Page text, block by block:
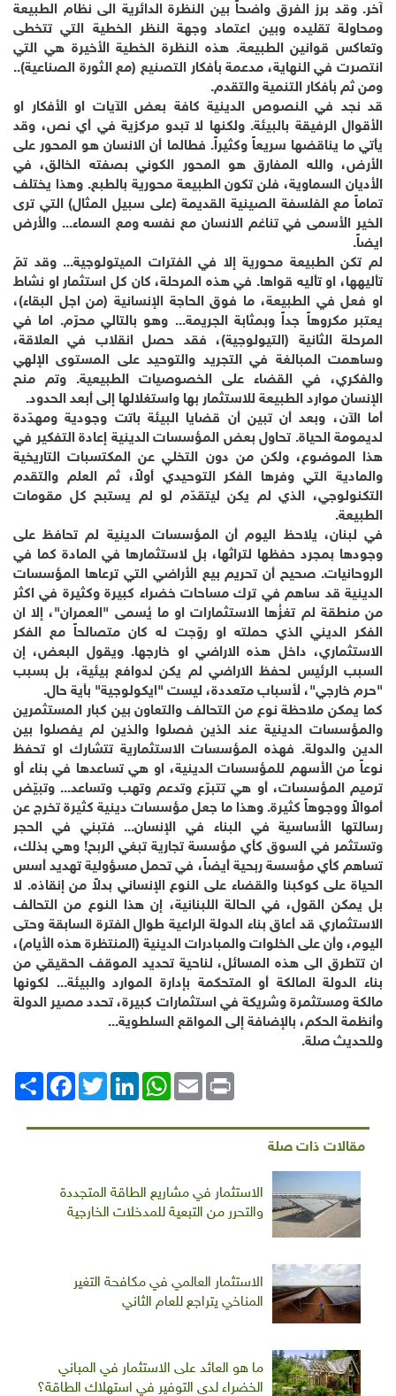
آخر. وقد برز الفرق واضحاً بين النظرة الدائرية الى نظام الطبيعة
ومحاولة تقليده وبين اعتماد وجهة النظر الخطية التي تتخطى
وتعاكس قوانين الطبيعة. هذه النظرة الخطية الأخيرة هي التي
انتصرت في النهاية، مدعمة بأفكار التصنيع (مع الثورة الصناعية)..
ومن ثم بأفكار التنمية والتقدم.
قد نجد في النصوص الدينية كافة بعض الآيات او الأفكار او
الأقوال الرفيقة بالبيئة. ولكنها لا تبدو مركزية في أي نص، وقد
يأتي ما يناقضها سريعاً وكثيراً. فطالما أن الانسان هو المحور على
الأرض، والله المفارق هو المحور الكوني بصفته الخالق، في
الأديان السماوية، فلن تكون الطبيعة محورية بالطبع. وهذا يختلف
تماماً مع الفلسفة الصينية القديمة (على سبيل المثال) التي ترى
الخير الأسمى في تناغم الانسان مع نفسه ومع السماء... والأرض
ايضاً.
لم تكن الطبيعة محورية إلا في الفترات الميتولوجية... وقد تمّ
تأليهها، او تأليه قواها. في هذه المرحلة، كان كل استثمار او نشاط
او فعل في الطبيعة، ما فوق الحاجة الإنسانية (من اجل البقاء)،
يعتبر مكروهاً جداً وبمثابة الجريمة... وهو بالتالي محرّم. اما في
المرحلة الثانية (التيولوجية)، فقد حصل انقلاب في العلاقة،
وساهمت المبالغة في التجريد والتوحيد على المستوى الإلهي
والفكري، في القضاء على الخصوصيات الطبيعية. وتم منح
الإنسان موارد الطبيعة للاستثمار بها واستغلالها إلى أبعد الحدود.
أما الآن، وبعد أن تبين أن قضايا البيئة باتت وجودية ومهدّدة
لديمومة الحياة. تحاول بعض المؤسسات الدينية إعادة التفكير في
هذا الموضوع، ولكن من دون التخلي عن المكتسبات التاريخية
والمادية التي وفرها الفكر التوحيدي أولاً، ثم العلم والتقدم
التكنولوجي، الذي لم يكن ليتقدّم لو لم يستبح كل مقومات
الطبيعة.
في لبنان، يلاحظ اليوم أن المؤسسات الدينية لم تحافظ على
وجودها بمجرد حفظها لتراثها، بل لاستثمارها في المادة كما في
الروحانيات. صحيح أن تحريم بيع الأراضي التي ترعاها المؤسسات
الدينية قد ساهم في ترك مساحات خضراء كبيرة وكثيرة في اكثر
من منطقة لم تغزُها الاستثمارات او ما يُسمى "العمران"، إلا ان
الفكر الديني الذي حملته او روّجت له كان متصالحاً مع الفكر
الاستثماري، داخل هذه الاراضي او خارجها. ويقول البعض، إن
السبب الرئيس لحفظ الاراضي لم يكن لدوافع بيئية، بل بسبب
"حرم خارجي"، لأسباب متعددة، ليست "ايكولوجية" بأية حال.
كما يمكن ملاحظة نوع من التحالف والتعاون بين كبار المستثمرين
والمؤسسات الدينية عند الذين فصلوا والذين لم يفصلوا بين
الدين والدولة. فهذه المؤسسات الاستثمارية تتشارك او تحفظ
نوعاً من الأسهم للمؤسسات الدينية، او هي تساعدها في بناء أو
ترميم المؤسسات، أو هي تتبرّع وتدعم وتهب وتساعد... وتبيّض
أموالاً ووجوهاً كثيرة. وهذا ما جعل مؤسسات دينية كثيرة تخرج عن
رسالتها الأساسية في البناء في الإنسان... فتبني في الحجر
وتستثمر في السوق كأي مؤسسة تجارية تبغي الربح! وهي بذلك،
تساهم كأي مؤسسة ربحية أيضاً، في تحمل مسؤولية تهديد أسس
الحياة على كوكبنا والقضاء على النوع الإنساني بدلاً من إنقاذه. لا
بل يمكن القول، في الحالة اللبنانية، إن هذا النوع من التحالف
الاستثماري قد أعاق بناء الدولة الراعية طوال الفترة السابقة وحتى
اليوم، وأن على الخلوات والمبادرات الدينية (المنتظرة هذه الأيام)،
ان تتطرق الى هذه المسائل، لناحية تحديد الموقف الحقيقي من
بناء الدولة المالكة أو المتحكمة بإدارة الموارد والبيئة... لكونها
مالكة ومستثمرة وشريكة في استثمارات كبيرة، تحدد مصير الدولة
وأنظمة الحكم، بالإضافة إلى المواقع السلطوية...
وللحديث صلة.
انشر
FacebookTwitterLinkedIn
WhatsAppEmail Print
مقالات ذات صلة
الاستثمار في مشاريع الطاقة المتجددة
والتحرر من التبعية للمدخلات الخارجية
الاستثمار العالمي في مكافحة التغير
المناخي يتراجع للعام الثاني
ما هو العائد على الاستثمار في المباني
الخضراء لدى التوفير في استهلاك الطاقة؟